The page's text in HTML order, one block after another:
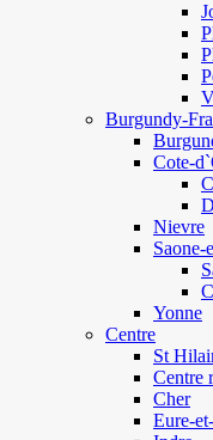
Burgundy-
Cote-
Nievre
Saone-
Yonne
Centre
St
Centre
Cher
Eure-